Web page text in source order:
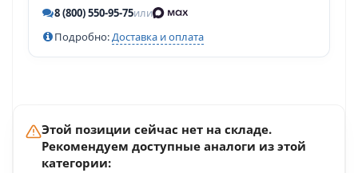
8 (800) 550-95-75или
Подробно:Доставка и оплата
Этой позиции сейчас нет на складе.
Рекомендуем доступные аналоги из этой
категории: